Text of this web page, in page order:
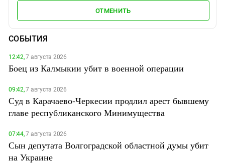
ОТМЕНИТЬ
СОБЫТИЯ
12:42,7 августа 2026
Боец из Калмыкии убит в военной операции
09:42,7 августа 2026
Суд в Карачаево-Черкесии продлил арест бывшему
главе республиканского Минимущества
07:44,7 августа 2026
Сын депутата Волгоградской областной думы убит
на Украине